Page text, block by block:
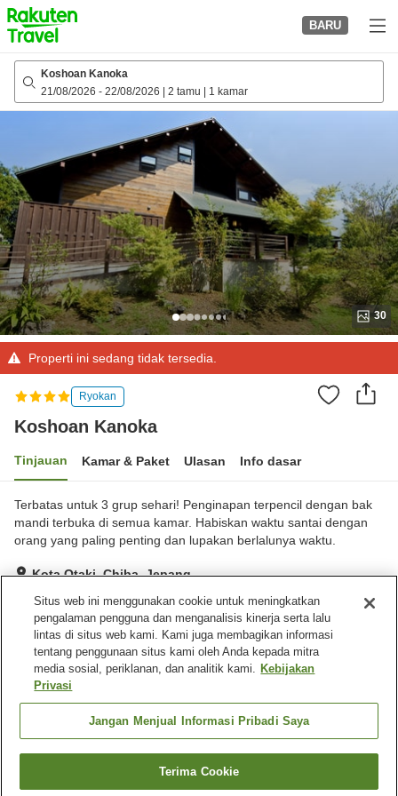
to
top
page
BARU
Koshoan Kanoka
21/08/2026 - 22/08/2026 2 tamu 1 kamar
30
Properti ini sedang tidak tersedia.
Ryokan
Koshoan Kanoka
Tinjauan Kamar & Paket Ulasan Info dasar
Terbatas untuk 3 grup sehari! Penginapan terpencil dengan bak
mandi terbuka di semua kamar. Habiskan waktu santai dengan
orang yang paling penting dan lupakan berlalunya waktu.
Kota Otaki, Chiba, Jepang
Lihat di peta
Luar biasa Ulasan:28
Fasilitas properti
Pemandian udara terbuka
Restoran Jepang
Cari kamar
Situs web ini menggunakan cookie untuk meningkatkan
pengalaman pengguna dan menganalisis kinerja serta lalu
lintas di situs web kami. Kami juga membagikan informasi
tentang penggunaan situs kami oleh Anda kepada mitra
media sosial, periklanan, dan analitik kami. Kebijakan
Privasi
Jangan Menjual Informasi Pribadi Saya
Terima Cookie